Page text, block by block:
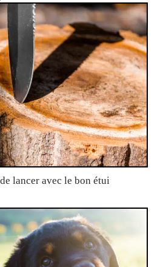
lancer avec le bon étui